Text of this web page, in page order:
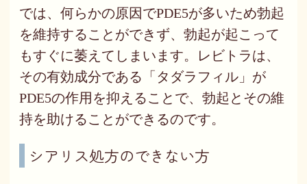
では、何らかの原因でPDE5が多いため勃起
を維持することができず、勃起が起こって
もすぐに萎えてしまいます。レビトラは、
その有効成分である「タダラフィル」が
PDE5の作用を抑えることで、勃起とその維
持を助けることができるのです。
シアリス処方のできない方